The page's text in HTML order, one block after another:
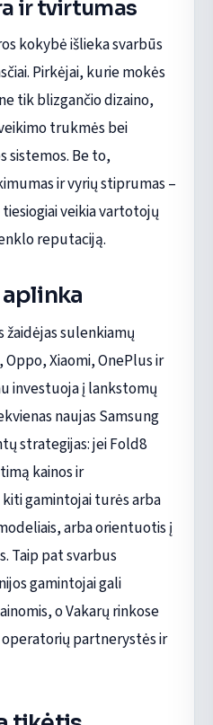
ir tvirtumas
kokybė išlieka svarbūs
Pirkėjai, kurie mokės
tik blizgančio dizaino,
trukmės bei
sistemos. Be to,
ir vyrių stiprumas –
veikia vartotojų
reputaciją.
žaidėjas sulenkiamų
Xiaomi, OnePlus ir
investuoja į lankstomų
naujas Samsung
strategijas: jei Fold8
kainos ir
gamintojai turės arba
arba orientuotis į
Taip pat svarbus
gamintojai gali
o Vakarų rinkose
partnerystės ir